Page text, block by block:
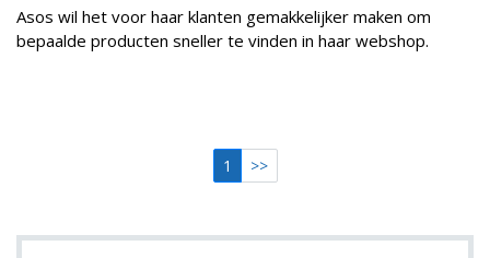
Asos wil het voor haar klanten gemakkelijker maken om
bepaalde producten sneller te vinden in haar webshop.
1 >>